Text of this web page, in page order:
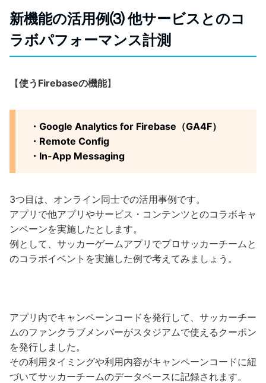
新機能の活用例⑶ 他サービスとのコ
ラボパフォーマンス計測
【使うFirebaseの機能】
・Google Analytics for Firebase（GA4F）
・Remote Config
・In-App Messaging
3つ目は、オンライン同士での活用事例です。
アプリで他アプリやサービス・コンテンツとのコラボキャ
ンペーンを実施したとします。
例として、サッカーゲームアプリでプロサッカーチームと
のコラボイベントを実施した例で考えてみましょう。
アプリ内でキャンペーンコードを発行して、サッカーチー
ムのファンクラブメンバーがスタジアムで使えるクーポン
を発行しました。
その利用タイミングや利用内容がキャンペーンコードに紐
づいてサッカーチームのデータベースに記録されます。